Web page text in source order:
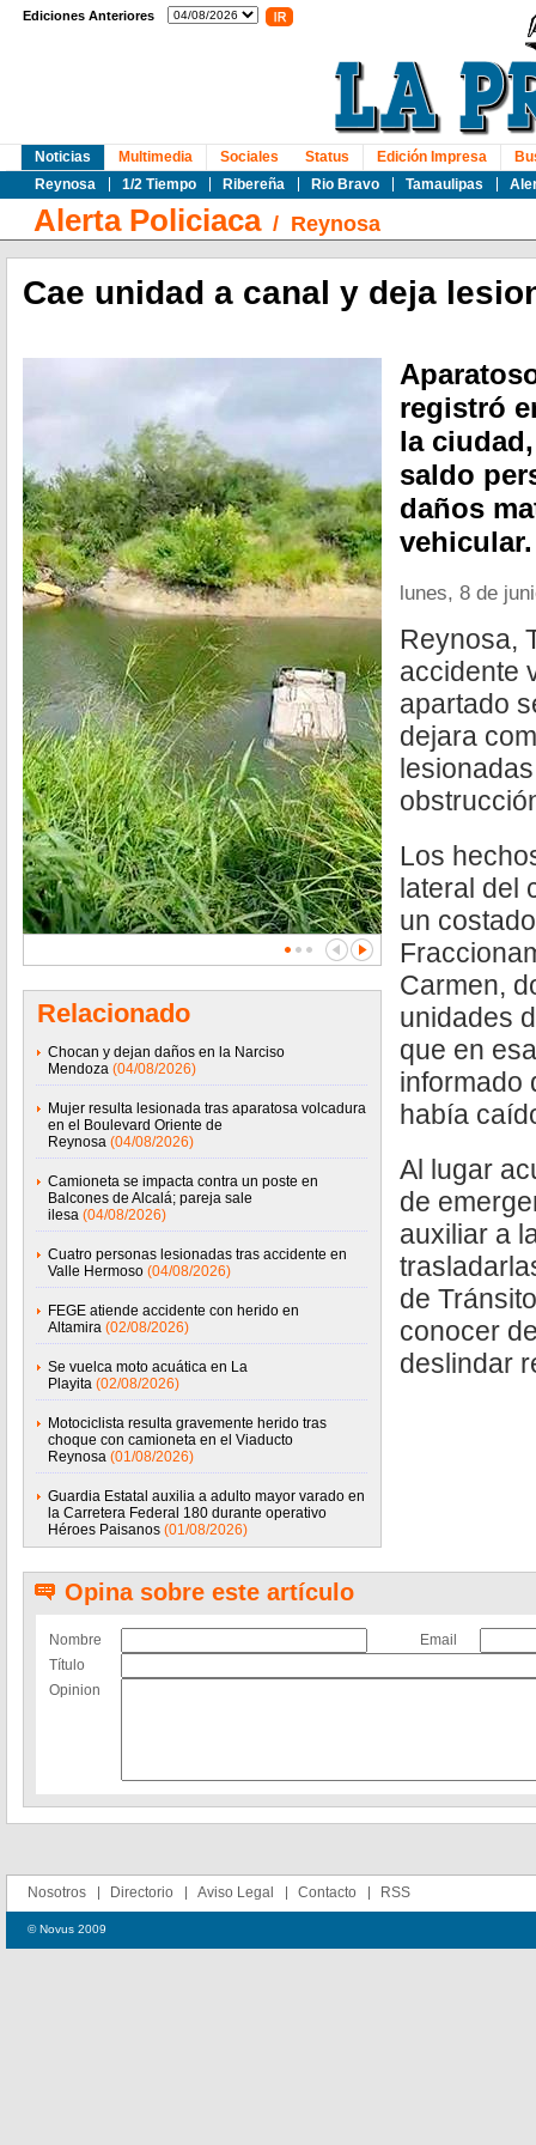
Ediciones Anteriores
Noticias
Reynosa
1/2 Tiempo Ribereña Rio Bravo Tamaulipas
Multimedia Sociales Status Edición Impresa
Alerta Policiaca/ Reynosa
Cae unidad a canal y deja
Relacionado
Chocan y dejan daños en la Narciso
Mendoza (04/08/2026)
Mujer resulta lesionada tras aparatosa volcadura
en el Boulevard Oriente de
Reynosa (04/08/2026)
Camioneta se impacta contra un poste en
Balcones de Alcalá; pareja sale
ilesa (04/08/2026)
Cuatro personas lesionadas tras accidente en
Valle Hermoso (04/08/2026)
FEGE atiende accidente con herido en
Altamira (02/08/2026)
Se vuelca moto acuática en La
Playita (02/08/2026)
Motociclista resulta gravemente herido tras
choque con camioneta en el Viaducto
Reynosa (01/08/2026)
Guardia Estatal auxilia a adulto mayor varado en
la Carretera Federal 180 durante operativo
Héroes Paisanos (01/08/2026)
registró
la
saldo
daños
vehicular.
lunes, 8 de
Reynosa,
accidente
apartado
dejara
Los
lateral del
un
Carmen,
unidades
que en
informado
había
Al lugar
de
auxiliar a
de
conocer
deslindar
Opina sobre este artículo
Nombre
Email
Título
Opinion
Nosotros Directorio Aviso Legal Contacto RSS
© Novus 2009